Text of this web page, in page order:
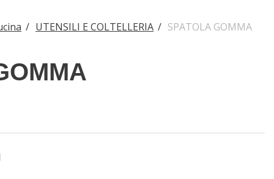
/ UTENSILI E COLTELLERIA / SPATOLA GOMMA